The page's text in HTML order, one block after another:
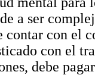
a ser
contar con el
con el
debe